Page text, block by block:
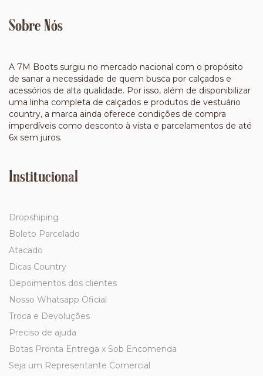
Sobre Nós
A 7M Boots surgiu no mercado nacional com o propósito
de sanar a necessidade de quem busca por calçados e
acessórios de alta qualidade. Por isso, além de disponibilizar
uma linha completa de calçados e produtos de vestuário
country, a marca ainda oferece condições de compra
imperdíveis como desconto à vista e parcelamentos de até
6x sem juros.
Institucional
Dropshiping
Boleto Parcelado
Atacado
Dicas Country
Depoimentos dos clientes
Nosso Whatsapp Oficial
Troca e Devoluções
Preciso de ajuda
Botas Pronta Entrega x Sob Encomenda
Seja um Representante Comercial